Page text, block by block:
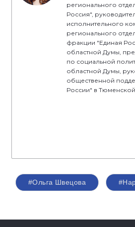
регионального
Россия",
исполнительного
регионального
фракции "Единая
областной Думы,
по социальной
областной Думы,
общественной
России" в
#Ольга Швецова